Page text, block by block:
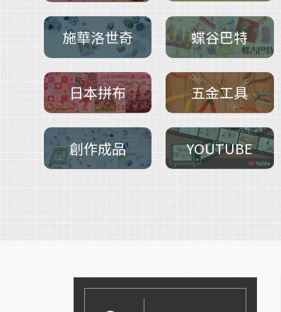
施華洛世奇 蝶谷巴特
日本拼布 五金工具
創作成品 YOUTUBE